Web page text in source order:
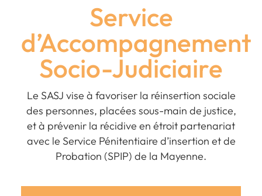
Service
d’Accompagnement
Socio-Judiciaire
Le SASJ vise à favoriser la réinsertion sociale
des personnes, placées sous-main de justice,
et à prévenir la récidive en étroit partenariat
avec le Service Pénitentiaire d’insertion et de
Probation (SPIP) de la Mayenne.